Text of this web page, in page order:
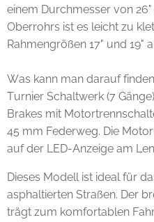
einem Durchmesser von 26"
Oberrohrs ist es leicht zu
Rahmengrößen 17" und 19"
Was kann man darauf
Turnier Schaltwerk (7
Brakes mit
45 mm Federweg. Die
auf der LED-Anzeige am
Dieses Modell ist ideal für
asphaltierten Straßen. Der
trägt zum komfortablen